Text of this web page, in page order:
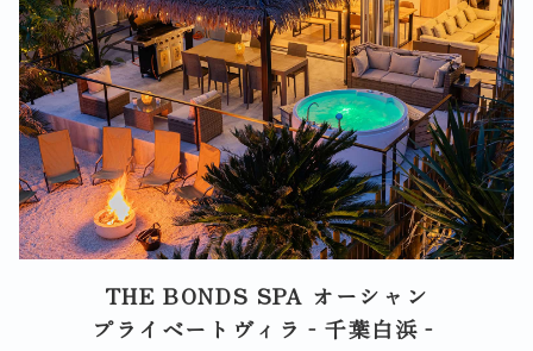
THE BONDS SPA オーシャン
プライベートヴィラ‐千葉白浜‐